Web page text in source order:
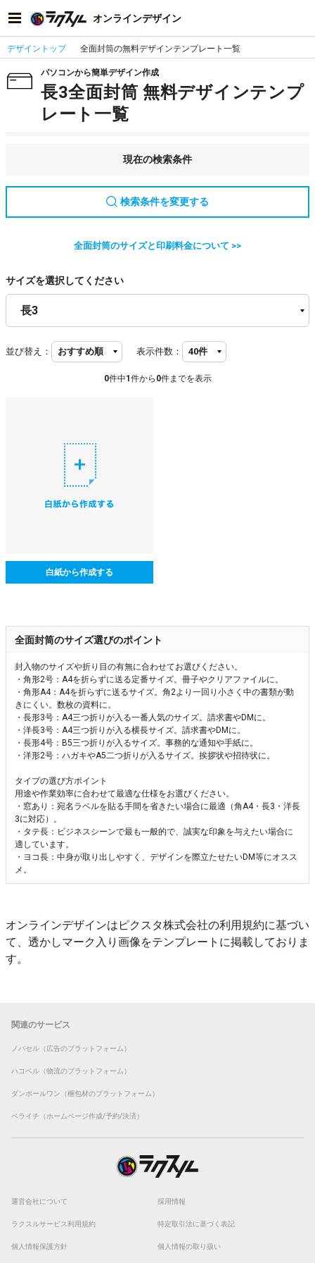
オンラインデザイン
デザイントップ 全面封筒の無料デザインテンプレート一覧
パソコンから簡単デザイン作成
長3全面封筒 無料デザインテンプ
レート一覧
現在の検索条件
検索条件を変更する
全面封筒のサイズと印刷料金について >>
サイズを選択してください
並び替え： 表示件数：
0件中1 件から 0件までを表示
白紙から作成する
全面封筒のサイズ選びのポイント
封入物のサイズや折り目の有無に合わせてお選びください。
・角形2号：A4を折らずに送る定番サイズ。冊子やクリアファイルに。
・角形A4：A4を折らずに送るサイズ。角2より一回り小さく中の書類が動
きにくい。数枚の資料に。
・長形3号：A4三つ折りが入る一番人気のサイズ。請求書やDMに。
・洋長3号：A4三つ折りが入る横長サイズ。請求書やDMに。
・長形4号：B5三つ折りが入るサイズ。事務的な通知や手紙に。
・洋形2号：ハガキやA5二つ折りが入るサイズ。挨拶状や招待状に。
タイプの選び方ポイント
用途や作業効率に合わせて最適な仕様をお選びください。
・窓あり：宛名ラベルを貼る手間を省きたい場合に最適（角A4・長3・洋長
3に対応）。
・タテ長：ビジネスシーンで最も一般的で、誠実な印象を与えたい場合に
適しています。
・ヨコ長：中身が取り出しやすく、デザインを際立たせたいDM等にオスス
メ。
オンラインデザインはピクスタ株式会社の利用規約に基づい
て、透かしマーク入り画像をテンプレートに掲載しておりま
す。
関連のサービス
ノバセル（広告のプラットフォーム）
ハコベル（物流のプラットフォーム）
ダンボールワン（梱包材のプラットフォーム）
ペライチ（ホームページ作成/予約/決済）
運営会社について 採用情報
ラクスルサービス利用規約 特定取引法に基づく表記
個人情報保護方針 個人情報の取り扱い